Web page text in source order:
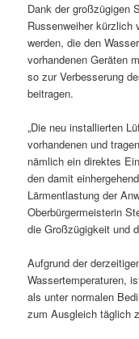
Dank der großzügigen
Russenweiher kürzlich
werden, die den
vorhandenen Geräten
so zur Verbesserung
beitragen.
„Die neu installierten
vorhandenen und
nämlich ein direktes
den damit
Lärmentlastung der
Oberbürgermeisterin
die Großzügigkeit und
Aufgrund der
Wassertemperaturen,
als unter normalen
zum Ausgleich täglich